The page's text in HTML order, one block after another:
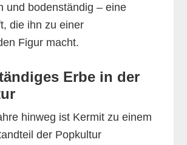
und bodenständig – eine
die ihn zu einer
Figur macht.
Erbe in der
hinweg ist Kermit zu einem
der Popkultur